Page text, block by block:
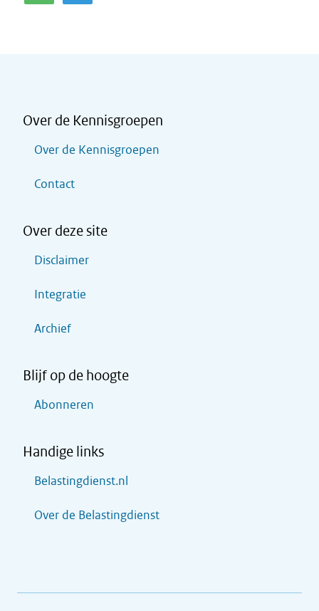
Over de Kennisgroepen
Over de Kennisgroepen
Contact
Over deze site
Disclaimer
Integratie
Archief
Blijf op de hoogte
Abonneren
Handige links
Belastingdienst.nl
Over de Belastingdienst